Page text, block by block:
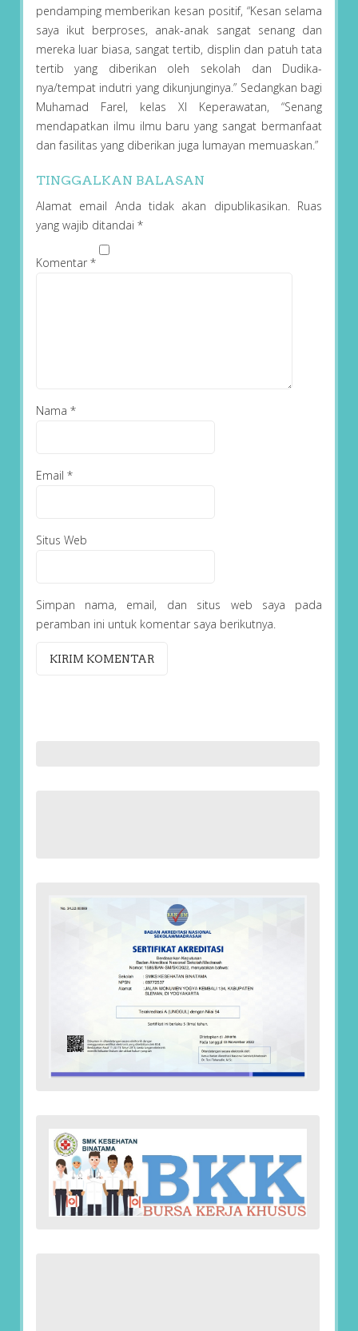
pendamping memberikan kesan positif, “Kesan selama
saya ikut berproses, anak-anak sangat senang dan
mereka luar biasa, sangat tertib, displin dan patuh tata
tertib yang diberikan oleh sekolah dan Dudika-
nya/tempat indutri yang dikunjunginya.” Sedangkan bagi
Muhamad Farel, kelas XI Keperawatan, “Senang
mendapatkan ilmu ilmu baru yang sangat bermanfaat
dan fasilitas yang diberikan juga lumayan memuaskan.”
TINGGALKAN BALASAN
Alamat email Anda tidak akan dipublikasikan. Ruas
yang wajib ditandai *
Komentar *
Nama *
Email *
Situs Web
Simpan nama, email, dan situs web saya pada
peramban ini untuk komentar saya berikutnya.